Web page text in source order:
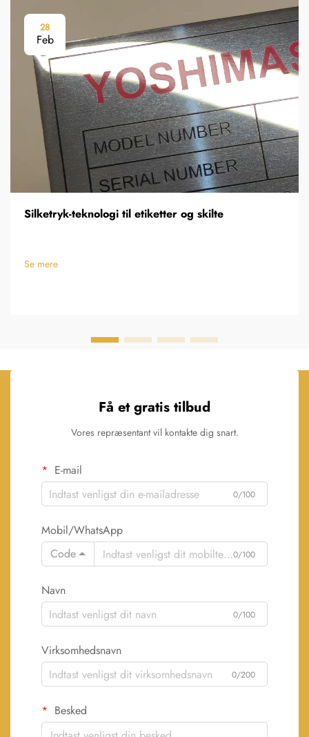
28
Feb
Silketryk-teknologi til etiketter og skilte
Se mere
Få et gratis tilbud
Vores repræsentant vil kontakte dig snart.
E-mail
0/100
Mobil/WhatsApp
Code
0/100
Navn
0/100
Virksomhedsnavn
0/200
Besked